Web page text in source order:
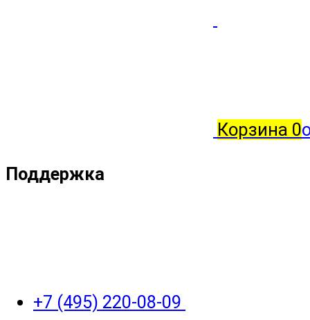
Корзина 0
Поддержка
+7 (495) 220-08-09